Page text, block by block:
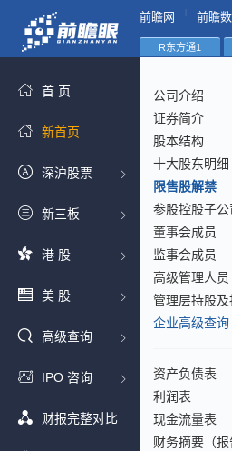
前瞻网 前瞻
首 页
新首页
深沪股票
新三板
港 股
美 股
高级查询
IPO 咨询
财报完整对比
R东方通1
公司介绍
证券简介
股本结构
十大股东明细
限售股解禁
参股控股子公
董事会成员
监事会成员
高级管理人员
管理层持股及
企业高级查询
资产负债表
利润表
现金流量表
财务摘要（报